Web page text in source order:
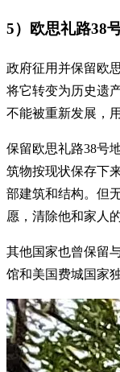
5）欧思礼路38
政府征用并保留欧
将它转变为历史遗
不能被重新发展，
保留欧思礼路38号
筑物按现状保存下
部建筑和结构。但
愿，清除他和家人
其他国家也曾保留
馆和美国费城国家